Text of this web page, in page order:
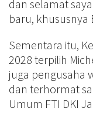
dan selamat
baru, khususnya
Sementara itu,
2028 terpilih
juga pengusaha
dan terhormat
Umum FTI DKI